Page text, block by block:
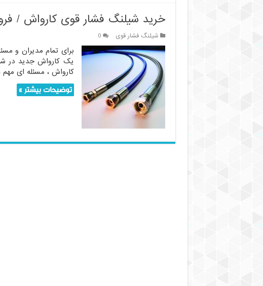
خرید شیلنگ فشار قوی کارواش /
شیلنگ فشار قوی 0
برای تمام مدیران و
یک کارواش جدید در
کارواش ، مسئله ای مهم
توضیحات بیشتر »